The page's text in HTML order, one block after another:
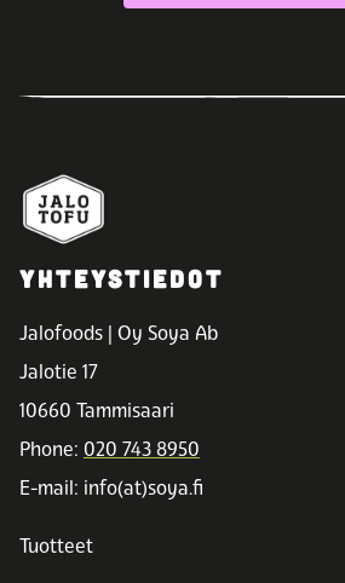
YHTEYSTIEDOT
Jalofoods | Oy Soya Ab
Jalotie 17
10660 Tammisaari
Phone: 020 743 8950
E-mail: info(at)soya.fi
Tuotteet